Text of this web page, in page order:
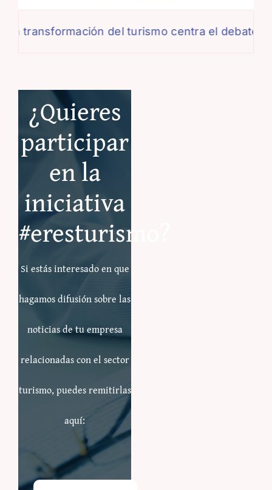
del turismo centra el debate de la
¿Quieres
participar
en la
iniciativa
#eresturismo?
Si estás interesado en que
hagamos difusión sobre las
noticias de tu empresa
relacionadas con el sector
turismo, puedes remitirlas
aquí: